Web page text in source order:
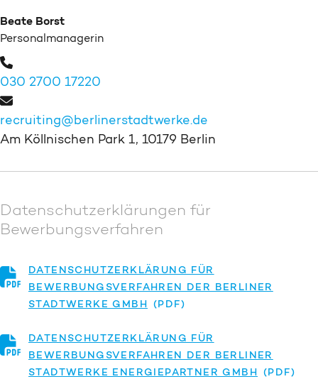
Beate Borst
Personalmanagerin
030 2700 17220
recruiting@berlinerstadtwerke.de
Am Köllnischen Park 1, 10179 Berlin
Datenschutzerklärungen für
Bewerbungsverfahren
DATENSCHUTZERKLÄRUNG FÜR
BEWERBUNGSVERFAHREN DER BERLINER
STADTWERKE GMBH
DATENSCHUTZERKLÄRUNG FÜR
BEWERBUNGSVERFAHREN DER BERLINER
STADTWERKE ENERGIEPARTNER GMBH